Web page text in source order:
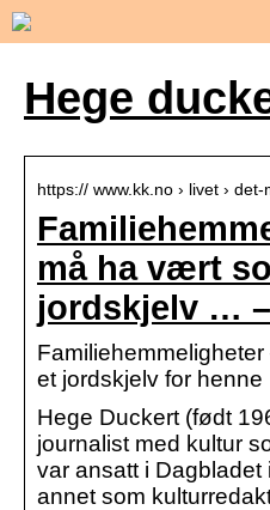
Hege
https:// www.kk.no › livet ›
må ha vært
jordskjelv …
et jordskjelv for henne
Hege Duckert (født
journalist med kultur
var ansatt i Dagbladet
annet som